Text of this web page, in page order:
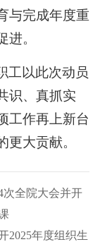
与完成年度重
。
工以此次动员
识、真抓实
工作再上新台
大贡献。
次全院大会并开
2025年度组织生